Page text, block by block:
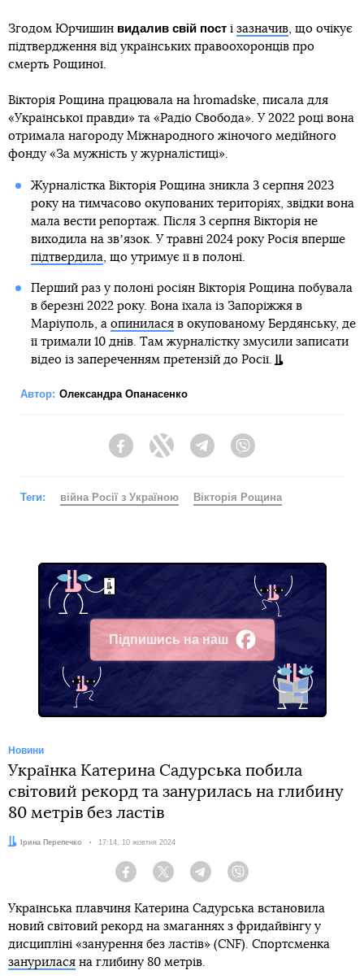
Згодом Юрчишин видалив свій пост і зазначив, що очікує
підтвердження від українських правоохоронців про
смерть Рощиної.
Вікторія Рощина працювала на hromadske, писала для
«Української правди» та «Радіо Свобода». У 2022 році вона
отримала нагороду Міжнародного жіночого медійного
фонду «За мужність у журналістиці».
Журналістка Вікторія Рощина зникла 3 серпня 2023
року на тимчасово окупованих територіях, звідки вона
мала вести репортаж. Після 3 серпня Вікторія не
виходила на звʼязок. У травні 2024 року Росія вперше
підтвердила, що утримує її в полоні.
Перший раз у полоні росіян Вікторія Рощина побувала
в березні 2022 року. Вона їхала із Запоріжжя в
Маріуполь, а опиниласяв окупованому Бердянську, де
її тримали 10 днів. Там журналістку змусили записати
відео із запереченням претензій до Росії.
Автор: Олександра Опанасенко
FacebookTwitter Telegram
Теги: війна Росії з Україною Вікторія Рощина
Підпишись на наш
Facebook
Новини
Українка Катерина Садурська побила
світовий рекорд та занурилась на глибину
80 метрів без ластів
Автор:Ірина Перепечко Дата:
17:14, 10 жовтня 2024
Facebook Twitter Telegram
Українська плавчиня Катерина Садурська встановила
новий світовий рекорд на змаганнях з фридайвінгу у
дисципліні «занурення без ластів» (CNF). Спортсменка
занурилася на глибину 80 метрів.